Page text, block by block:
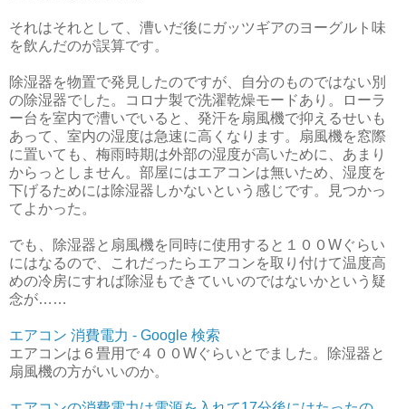
それはそれとして、漕いだ後にガッツギアのヨーグルト味
を飲んだのが誤算です。
除湿器を物置で発見したのですが、自分のものではない別
の除湿器でした。コロナ製で洗濯乾燥モードあり。ローラ
ー台を室内で漕いでいると、発汗を扇風機で抑えるせいも
あって、室内の湿度は急速に高くなります。扇風機を窓際
に置いても、梅雨時期は外部の湿度が高いために、あまり
からっとしません。部屋にはエアコンは無いため、湿度を
下げるためには除湿器しかないという感じです。見つかっ
てよかった。
でも、除湿器と扇風機を同時に使用すると１００Wぐらい
にはなるので、これだったらエアコンを取り付けて温度高
めの冷房にすれば除湿もできていいのではないかという疑
念が……
エアコン 消費電力 - Google 検索
エアコンは６畳用で４００Wぐらいとでました。除湿器と
扇風機の方がいいのか。